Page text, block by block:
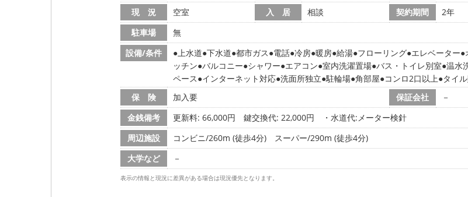
現 況
空室 入 居 相談 契約期間 2年
駐車場
無
設備/条件
上水道 下水道 都市ガス 電話 冷房 暖房 給湯 フローリング エレベーター
ッチン バルコニー シャワー エアコン 室内洗濯置場 バス・トイレ別室 温水
ペース インターネット対応 洗面所独立 駐輪場 角部屋 コンロ2口以上 タイ
保 険
加入要 保証会社
－
金銭備考
更新料: 66,000円 鍵交換代: 22,000円
・水道代:メーター検針
周辺施設
コンビニ/260m (徒歩4分)
スーパー/290m (徒歩4分)
大学など
－
表示の情報と現況に差異がある場合は現況優先となります。